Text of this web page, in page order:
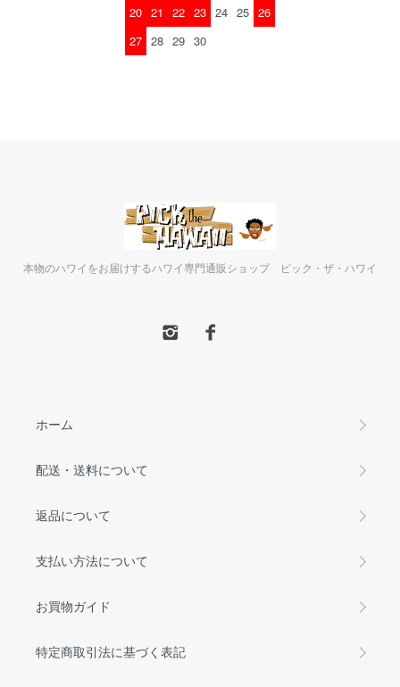
20 21 22 23 24 25 26
27 28 29 30
本物のハワイをお届けするハワイ専門通販ショップ ピック・ザ・ハワイ
ホーム
配送・送料について
返品について
支払い方法について
お買物ガイド
特定商取引法に基づく表記